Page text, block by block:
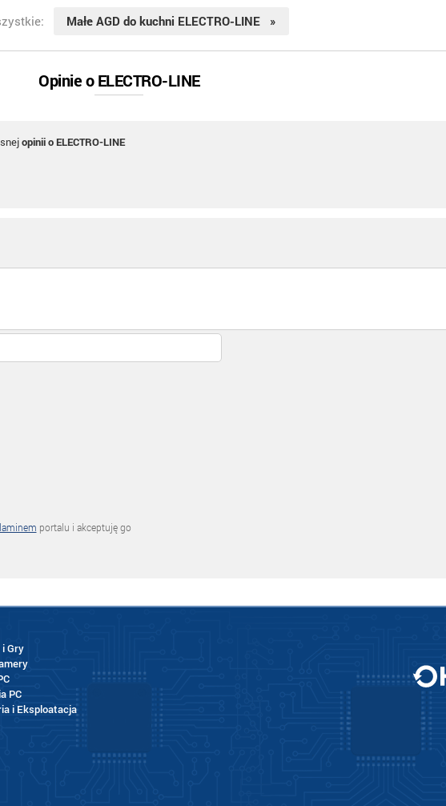
Małe AGD do kuchni ELECTRO-LINE »
Opinie o ELECTRO-LINE
opinii o ELECTRO-LINE
portalu i akceptuję go
i Gry
PC
i Eksploatacja